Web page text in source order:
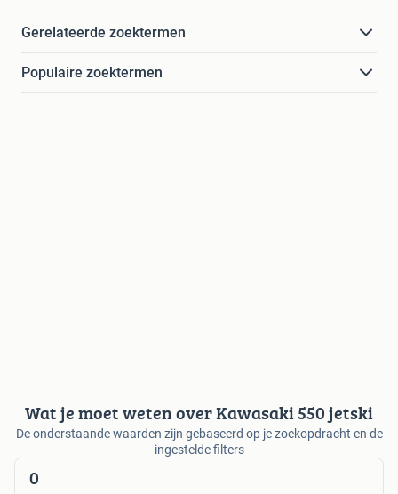
Gerelateerde zoektermen
Populaire zoektermen
Wat je moet weten over Kawasaki 550 jetski
De onderstaande waarden zijn gebaseerd op je zoekopdracht en de
ingestelde filters
0